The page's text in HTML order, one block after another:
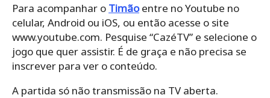
Para acompanhar o Timãoentre no Youtube no
celular, Android ou iOS, ou então acesse o site
www.youtube.com. Pesquise “CazéTV” e selecione o
jogo que quer assistir. É de graça e não precisa se
inscrever para ver o conteúdo.
A partida só não transmissão na TV aberta.